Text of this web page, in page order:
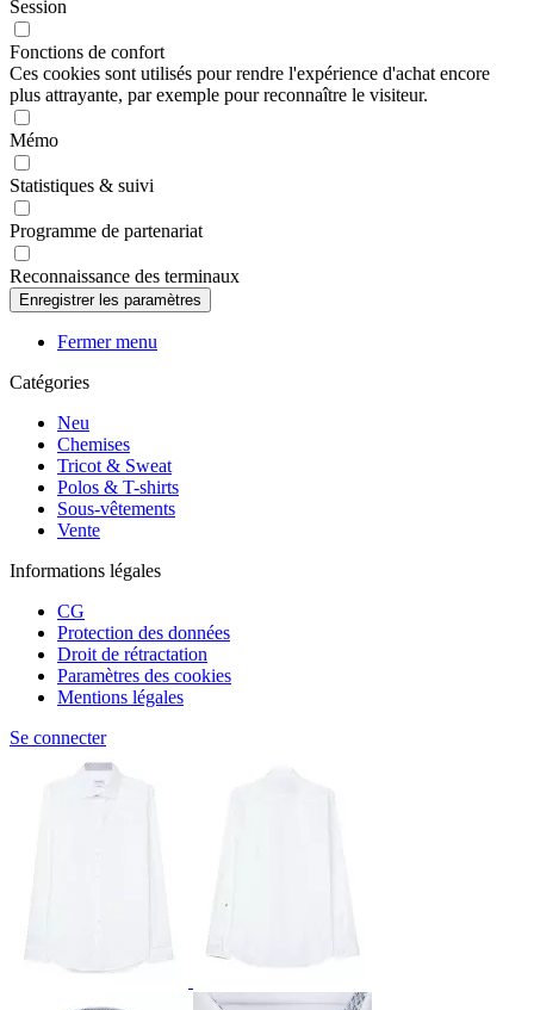
Session
Fonctions de confort
Ces cookies sont utilisés pour rendre l'expérience d'achat encore
plus attrayante, par exemple pour reconnaître le visiteur.
Mémo
Statistiques & suivi
Programme de partenariat
Reconnaissance des terminaux
Fermer menu
Catégories
Neu
Chemises
Tricot & Sweat
Polos & T-shirts
Sous-vêtements
Vente
Informations légales
CG
Protection des données
Droit de rétractation
Paramètres des cookies
Mentions légales
Se connecter